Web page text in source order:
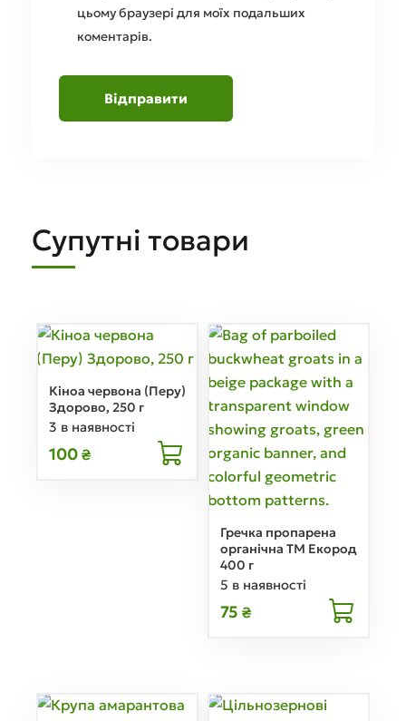
цьому браузері для моїх подальших
коментарів.
Супутні товари
Кіноа червона (Перу)
Здорово, 250 г
3 в наявності
100 ₴
Гречка пропарена
органічна ТМ Екород
400 г
5 в наявності
75 ₴